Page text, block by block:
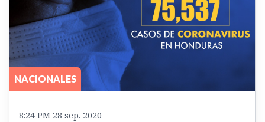
NACIONALES
8:24 PM 28 sep. 2020